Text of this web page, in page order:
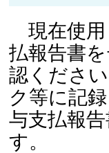
現在使用
払報告書
認くださ
ク等に記
与支払報
す。